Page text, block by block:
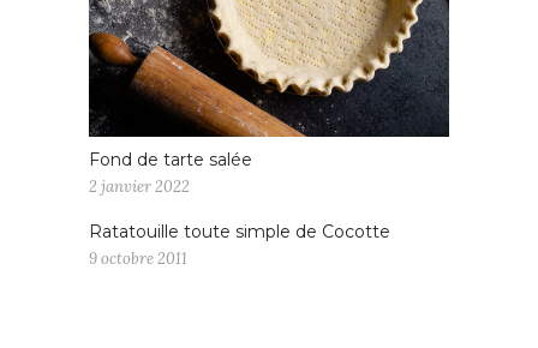
Fond de tarte salée
2 janvier 2022
Ratatouille toute simple de Cocotte
9 octobre 2011